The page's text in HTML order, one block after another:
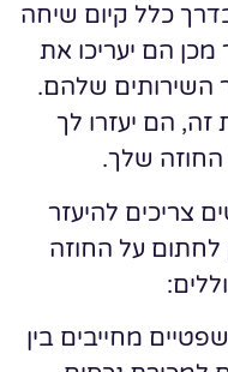
כלל קיום שיחה
מכן הם יעריכו את
השירותים שלהם.
הם יעזרו לך
שלך.
צריכים להיעזר
לחתום על החוזה
מחייבים בין